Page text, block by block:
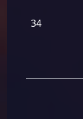
34